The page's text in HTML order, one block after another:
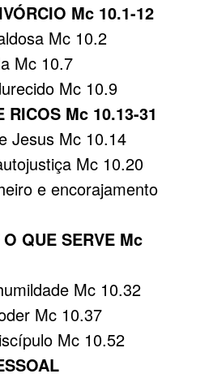
Mc 10.1-12
Mc 10.2
Mc 10.7
Mc 10.9
RICOS Mc 10.13-31
Jesus Mc 10.14
Mc 10.20
e encorajamento
QUE SERVE Mc
Mc 10.32
Mc 10.37
Mc 10.52